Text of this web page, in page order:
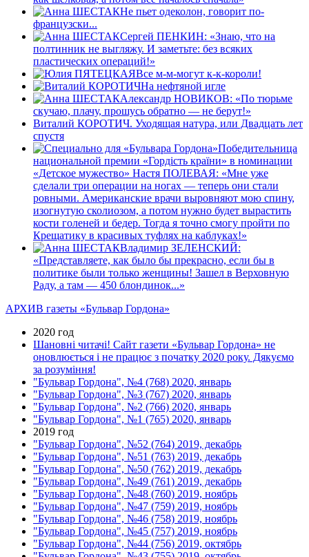
Не пьет одеколон, говорит по-
французски...
Cергей ПЕНКИН: «Знаю, что на
полтинник не выгляжу. И заметьте: без всяких
пластических операций!»
Все м-м-могут к-к-короли!
На нефтяной игле
Александр НОВИКОВ: «По тюрьме
скучаю, плачу, прошусь обратно — не берут!»
Виталий КОРОТИЧ. Уходящая натура, или Двадцать лет
спустя
Победительница
национальной премии «Гордiсть країни» в номинации
«Детское мужество» Настя ПОЛЕВАЯ: «Мне уже
сделали три операции на ногах — теперь они стали
ровными. Американские врачи выровняют мою спину,
изогнутую сколиозом, а потом нужно будет вырастить
кости голеней и бедер. Тогда я точно смогу пройти по
Крещатику в красивых туфлях на каблуках!»
Владимир ЗЕЛЕНСКИЙ:
«Представляете, как было бы прекрасно, если бы в
политике были только женщины! Зашел в Верховную
Раду, а там — 450 блондинок...»
АРХИВ газеты «Бульвар Гордона»
2020 год
Шановні читачі! Сайт газети «Бульвар Гордона» не
оновлюється і не працює з початку 2020 року. Дякуємо
за розуміння!
"Бульвар Гордона", №4 (768) 2020, январь
"Бульвар Гордона", №3 (767) 2020, январь
"Бульвар Гордона", №2 (766) 2020, январь
"Бульвар Гордона", №1 (765) 2020, январь
2019 год
"Бульвар Гордона", №52 (764) 2019, декабрь
"Бульвар Гордона", №51 (763) 2019, декабрь
"Бульвар Гордона", №50 (762) 2019, декабрь
"Бульвар Гордона", №49 (761) 2019, декабрь
"Бульвар Гордона", №48 (760) 2019, ноябрь
"Бульвар Гордона", №47 (759) 2019, ноябрь
"Бульвар Гордона", №46 (758) 2019, ноябрь
"Бульвар Гордона", №45 (757) 2019, ноябрь
"Бульвар Гордона", №44 (756) 2019, октябрь